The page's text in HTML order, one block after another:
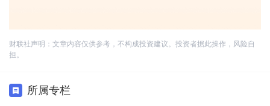
财联社声明：文章内容仅供参考，不构成投资建议。投资者据此操作，风险自
担。
所属专栏